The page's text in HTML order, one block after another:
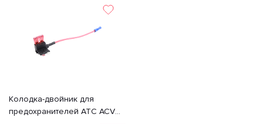
Колодка-двойник для
предохранителей ATC ACV